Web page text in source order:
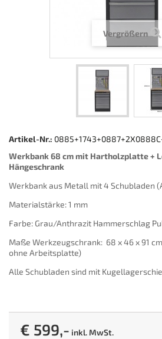
Vergrößern
Artikel-Nr.:
Werkbank 68 cm mit Hartholzplatte +
Hängeschrank
Werkbank aus Metall mit 4 Schubladen
Materialstärke: 1 mm
Farbe: Grau/Anthrazit Hammerschlag
Maße Werkzeugschrank: 68 x 46 x 91
ohne Arbeitsplatte)
Alle Schubladen sind mit
€ 599,- inkl. MwSt.